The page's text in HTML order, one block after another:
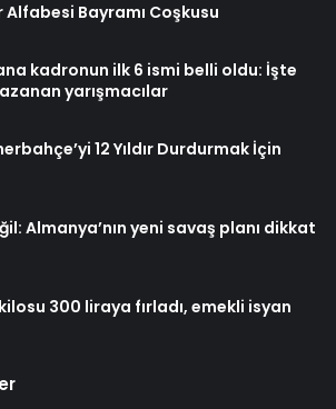
Alfabesi Bayramı Coşkusu
kadronun ilk 6 ismi belli oldu: İşte
yarışmacılar
12 Yıldır Durdurmak İçin
Almanya’nın yeni savaş planı dikkat
300 liraya fırladı, emekli isyan